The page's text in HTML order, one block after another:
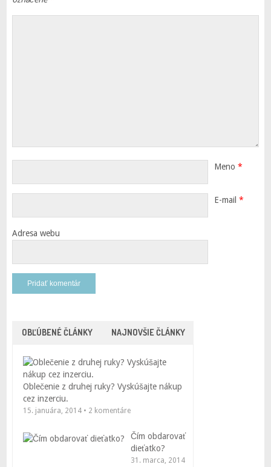
Meno *
E-mail *
Adresa webu
OBĽÚBENÉ ČLÁNKY NAJNOVŠIE ČLÁNKY
Oblečenie z druhej ruky? Vyskúšajte nákup
cez inzerciu.
15. januára, 2014 • 2 komentáre
Čím obdarovať
dieťatko?
31. marca, 2014